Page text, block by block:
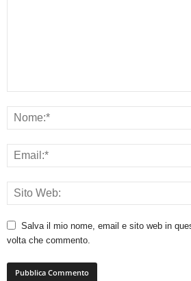
Salva il mio nome, email e sito web in
volta che commento.